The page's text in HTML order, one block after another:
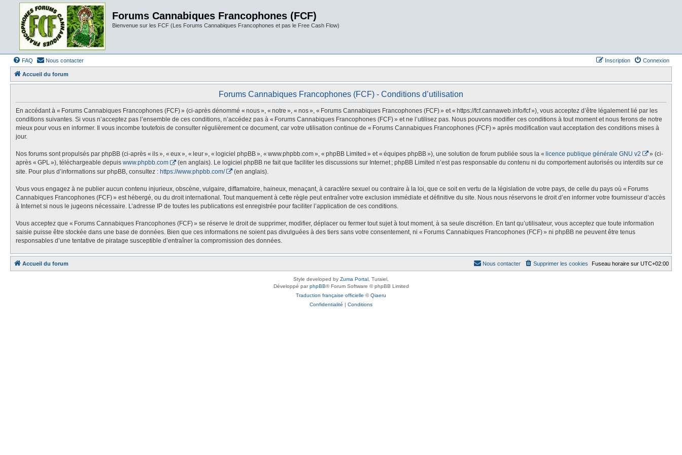
Forums Cannabiques Francophones (FCF)
Bienvenue sur les FCF (Les Forums Cannabiques Francophones et pas le Free Cash Flow)
FAQ Nous contacter Connexion
Inscription
Accueil du forum
Forums Cannabiques Francophones (FCF) - Conditions d’utilisation
En accédant à « Forums Cannabiques Francophones (FCF) » (ci-après dénommé « nous », « notre », « nos », « Forums Cannabiques Francophones (FCF) » et « https://fcf.cannaweb.info/fcf »), vous acceptez d’être légalement lié par les
conditions suivantes. Si vous n’acceptez pas l’ensemble de ces conditions, n’accédez pas à « Forums Cannabiques Francophones (FCF) » et ne l’utilisez pas. Nous pouvons modifier ces conditions à tout moment et nous ferons de notre
mieux pour vous en informer. Il vous incombe toutefois de consulter régulièrement ce document, car votre utilisation continue de « Forums Cannabiques Francophones (FCF) » après modification vaut acceptation des conditions mises à
jour.
Nos forums sont propulsés par phpBB (ci-après « ils », « eux », « leur », « logiciel phpBB », « www.phpbb.com », « phpBB Limited » et « équipes phpBB »), une solution de forum publiée sous la « licence publique générale GNU v2
» (ci-
après « GPL »), téléchargeable depuis www.phpbb.com
(en anglais). Le logiciel phpBB ne fait que faciliter les discussions sur Internet ; phpBB Limited n’est pas responsable du contenu ni du comportement autorisés ou interdits sur ce
site. Pour plus d’informations sur phpBB, consultez : https://www.phpbb.com/ (en anglais).
Vous vous engagez à ne publier aucun contenu injurieux, obscène, vulgaire, diffamatoire, haineux, menaçant, à caractère sexuel ou contraire à la loi, que ce soit en vertu de la législation de votre pays, de celle du pays où « Forums
Cannabiques Francophones (FCF) » est hébergé, ou du droit international. Tout manquement à cette règle peut entraîner votre exclusion immédiate et définitive du site. Nous nous réservons le droit d’en informer votre fournisseur d’accès
à Internet si nous le jugeons nécessaire. L’adresse IP de toutes les publications est enregistrée pour faciliter l’application de ces conditions.
Vous acceptez que « Forums Cannabiques Francophones (FCF) » se réserve le droit de supprimer, modifier, déplacer ou fermer tout sujet à tout moment, à sa seule discrétion. En tant qu’utilisateur, vous acceptez que toute information
saisie puisse être stockée dans une base de données. Bien que ces informations ne soient pas divulguées à des tiers sans votre consentement, ni « Forums Cannabiques Francophones (FCF) » ni phpBB ne peuvent être tenus
responsables d’une tentative de piratage susceptible d’entraîner la compromission des données.
Accueil du forum Fuseau horaire sur UTC+02:00
Supprimer les cookies
Nous contacter
Style developed by Zuma Portal , Turaiel,
Développé parphpBB® Forum Software © phpBB Limited
Traduction française officielle ©Qiaeru
Confidentialité | Conditions